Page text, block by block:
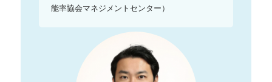
能率協会マネジメントセンター）